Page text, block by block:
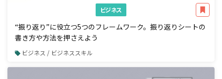
ビジネス
“振り返り”に役立つ5つのフレームワーク。振り返りシートの
書き方や方法を押さえよう
ビジネス / ビジネススキル